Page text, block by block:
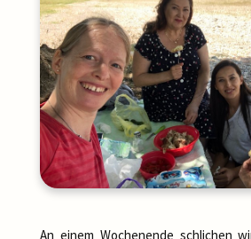
An einem Wochenende schlichen